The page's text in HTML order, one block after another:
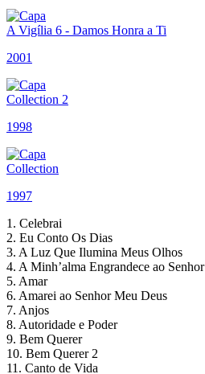
A Vigília 6 - Damos Honra a Ti
2001
Collection 2
1998
Collection
1997
1. Celebrai
2. Eu Conto Os Dias
3. A Luz Que Ilumina Meus Olhos
4. A Minh’alma Engrandece ao Senhor
5. Amar
6. Amarei ao Senhor Meu Deus
7. Anjos
8. Autoridade e Poder
9. Bem Querer
10. Bem Querer 2
11. Canto de Vida